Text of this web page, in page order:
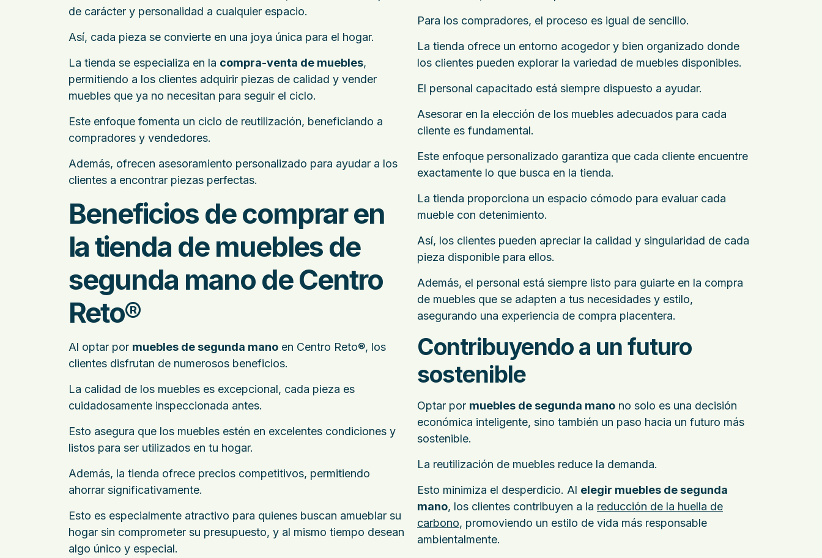
de carácter y personalidad a cualquier espacio.
Así, cada pieza se convierte en una joya única para el hogar.
La tienda se especializa en la compra-venta de muebles,
permitiendo a los clientes adquirir piezas de calidad y vender
muebles que ya no necesitan para seguir el ciclo.
Este enfoque fomenta un ciclo de reutilización, beneficiando a
compradores y vendedores.
Además, ofrecen asesoramiento personalizado para ayudar a los
clientes a encontrar piezas perfectas.
Beneficios de comprar en
la tienda de muebles de
segunda mano de Centro
Reto®
Al optar por muebles de segunda manoen Centro Reto®, los
clientes disfrutan de numerosos beneficios.
La calidad de los muebles es excepcional, cada pieza es
cuidadosamente inspeccionada antes.
Esto asegura que los muebles estén en excelentes condiciones y
listos para ser utilizados en tu hogar.
Además, la tienda ofrece precios competitivos, permitiendo
ahorrar significativamente.
Esto es especialmente atractivo para quienes buscan amueblar su
hogar sin comprometer su presupuesto, y al mismo tiempo desean
algo único y especial.
Para los compradores, el proceso es igual de sencillo.
La tienda ofrece un entorno acogedor y bien organizado donde
los clientes pueden explorar la variedad de muebles disponibles.
El personal capacitado está siempre dispuesto a ayudar.
Asesorar en la elección de los muebles adecuados para cada
cliente es fundamental.
Este enfoque personalizado garantiza que cada cliente encuentre
exactamente lo que busca en la tienda.
La tienda proporciona un espacio cómodo para evaluar cada
mueble con detenimiento.
Así, los clientes pueden apreciar la calidad y singularidad de cada
pieza disponible para ellos.
Además, el personal está siempre listo para guiarte en la compra
de muebles que se adapten a tus necesidades y estilo,
asegurando una experiencia de compra placentera.
Contribuyendo a un futuro
sostenible
Optar por muebles de segunda manono solo es una decisión
económica inteligente, sino también un paso hacia un futuro más
sostenible.
La reutilización de mueblesreduce la demanda.
Esto minimiza el desperdicio. Al elegir muebles de segunda
mano, los clientes contribuyen a la reducción de la huella de
carbono, promoviendo un estilo de vida más responsable
ambientalmente.